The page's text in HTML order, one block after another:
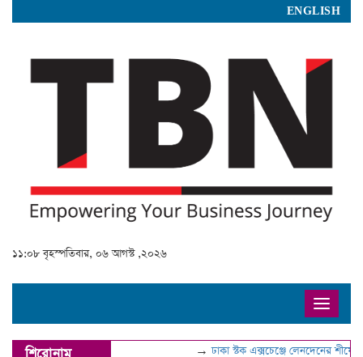
ENGLISH
১১:০৮ বৃহস্পতিবার, ০৬ আগস্ট ,২০২৬
Toggle
→ঢাকা স্টক এক্সচেঞ্জে লেনদেনের শীর্ষে